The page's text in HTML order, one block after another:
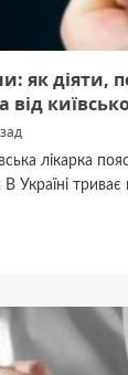
як діяти,
від
лікарка
Україні триває